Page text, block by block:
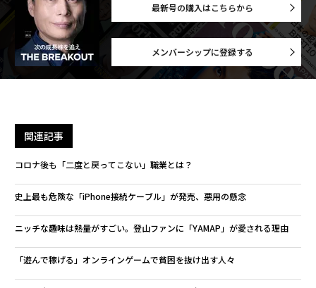
最新号の購入はこちらから
メンバーシップに登録する
関連記事
コロナ後も「二度と戻ってこない」職業とは？
史上最も危険な「iPhone接続ケーブル」が発売、悪用の懸念
ニッチな趣味は熱量がすごい。登山ファンに「YAMAP」が愛される理由
「遊んで稼げる」オンラインゲームで貧困を抜け出す人々